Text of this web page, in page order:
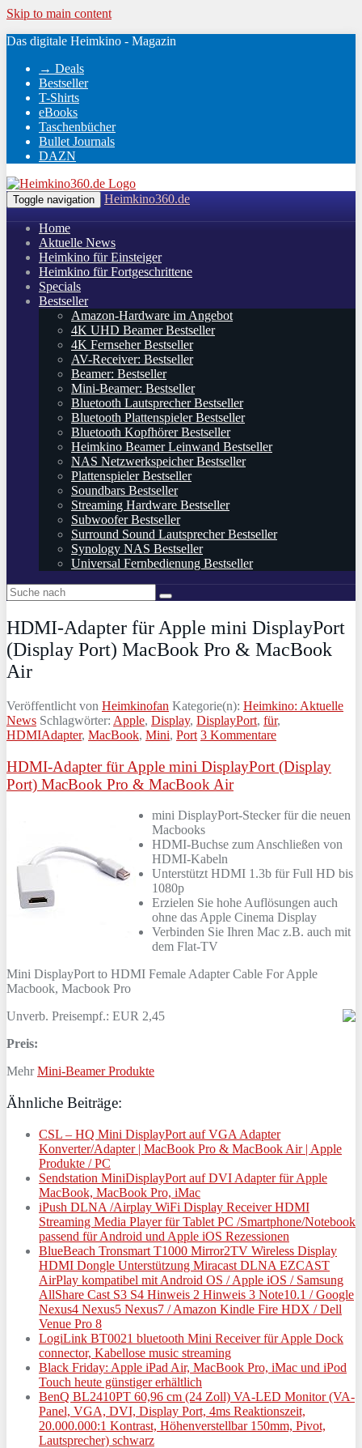
Skip to main content
Das digitale Heimkino - Magazin
→ Deals
Bestseller
T-Shirts
eBooks
Taschenbücher
Bullet Journals
DAZN
Toggle navigation Heimkino360.de
Home
Aktuelle News
Heimkino für Einsteiger
Heimkino für Fortgeschrittene
Specials
Bestseller
Amazon-Hardware im Angebot
4K UHD Beamer Bestseller
4K Fernseher Bestseller
AV-Receiver: Bestseller
Beamer: Bestseller
Mini-Beamer: Bestseller
Bluetooth Lautsprecher Bestseller
Bluetooth Plattenspieler Bestseller
Bluetooth Kopfhörer Bestseller
Heimkino Beamer Leinwand Bestseller
NAS Netzwerkspeicher Bestseller
Plattenspieler Bestseller
Soundbars Bestseller
Streaming Hardware Bestseller
Subwoofer Bestseller
Surround Sound Lautsprecher Bestseller
Synology NAS Bestseller
Universal Fernbedienung Bestseller
HDMI-Adapter für Apple mini DisplayPort
(Display Port) MacBook Pro & MacBook
Air
Veröffentlicht von Heimkinofan Kategorie(n): Heimkino: Aktuelle
News Schlagwörter: Apple, Display, DisplayPort, für,
HDMIAdapter, MacBook, Mini, Port 3 Kommentare
HDMI-Adapter für Apple mini DisplayPort (Display
Port) MacBook Pro & MacBook Air
mini DisplayPort-Stecker für die neuen
Macbooks
HDMI-Buchse zum Anschließen von
HDMI-Kabeln
Unterstützt HDMI 1.3b für Full HD bis
1080p
Erzielen Sie hohe Auflösungen auch
ohne das Apple Cinema Display
Verbinden Sie Ihren Mac z.B. auch mit
dem Flat-TV
Mini DisplayPort to HDMI Female Adapter Cable For Apple
Macbook, Macbook Pro
Unverb. Preisempf.: EUR 2,45
Preis:
MehrMini-Beamer Produkte
Ähnliche Beiträge:
CSL – HQ Mini DisplayPort auf VGA Adapter
Konverter/Adapter | MacBook Pro & MacBook Air | Apple
Produkte / PC
Sendstation MiniDisplayPort auf DVI Adapter für Apple
MacBook, MacBook Pro, iMac
iPush DLNA /Airplay WiFi Display Receiver HDMI
Streaming Media Player für Tablet PC /Smartphone/Notebook
passend für Android und Apple iOS Rezessionen
BlueBeach Tronsmart T1000 Mirror2TV Wireless Display
HDMI Dongle Unterstützung Miracast DLNA EZCAST
AirPlay kompatibel mit Android OS / Apple iOS / Samsung
AllShare Cast S3 S4 Hinweis 2 Hinweis 3 Note10.1 / Google
Nexus4 Nexus5 Nexus7 / Amazon Kindle Fire HDX / Dell
Venue Pro 8
LogiLink BT0021 bluetooth Mini Receiver für Apple Dock
connector, Kabellose music streaming
Black Friday: Apple iPad Air, MacBook Pro, iMac und iPod
Touch heute günstiger erhältlich
BenQ BL2410PT 60,96 cm (24 Zoll) VA-LED Monitor (VA-
Panel, VGA, DVI, Display Port, 4ms Reaktionszeit,
20.000.000:1 Kontrast, Höhenverstellbar 150mm, Pivot,
Lautsprecher) schwarz